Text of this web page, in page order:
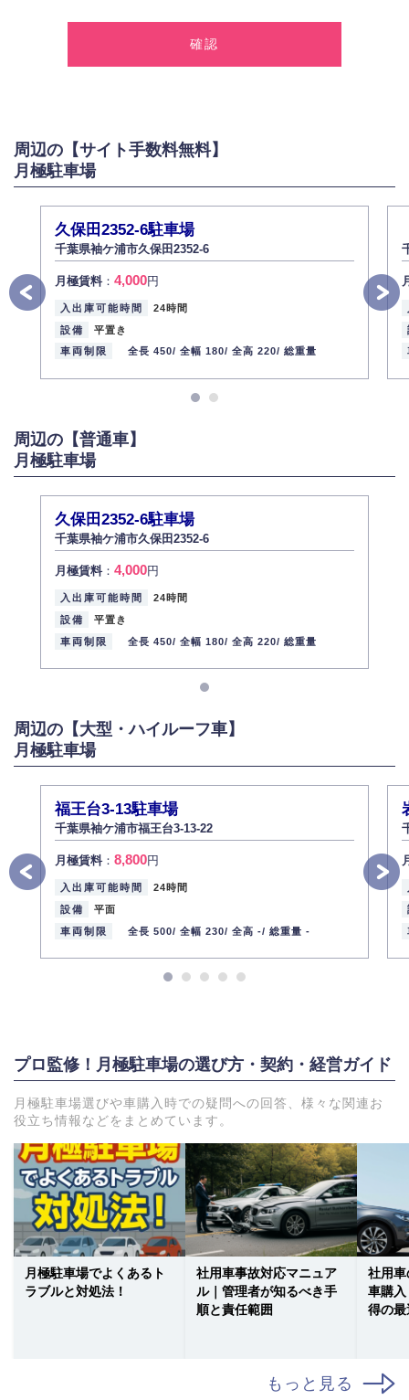
2.個人情報の利用
お問い合わせに対する回答、資料等の送付
採用に関する回答、情報の提供
弊社は取り扱う個人情報の外部への漏洩を防止し、その利用目的に応じて
適切かつ安全に管理します。
4.個人情報の第三者提供
法的義務など正当な理由に基づく要請があった場合を除き、お客様の個人
情報をご本人の同意なく第三者に提供いたしません。
5.個人情報の開示・訂正・削除
お客様ご本人から自己の個人情報開示の請求があった場合、すみやかに開
ん）。
また、個人情報の内容に誤りがあり、ご本人から訂正・追加・削除の請求
6.個人情報管理の社内教育
弊社社員全員が、個人情報の取り扱いについての重要性を理解し、より適
切に管理するよう社内教育を実施してまいります。
代表取締役社長 野口 幸男
周辺の【サイト手数料無料】
月極駐車場
久保田2352-6駐車場
千葉県袖ケ浦市久保田2352-6
月極賃料： 4,000円
入出庫可能時間
24時間
設備
平置き
車両制限
全長 450/ 全幅 180/ 全高 220/ 総重量
周辺の【普通車】
月極駐車場
久保田2352-6駐車場
千葉県袖ケ浦市久保田2352-6
月極賃料： 4,000円
入出庫可能時間
24時間
設備
平置き
車両制限
全長 450/ 全幅 180/ 全高 220/ 総重量
周辺の【大型・ハイルーフ車】
月極駐車場
福王台3-13駐車場
千葉県袖ケ浦市福王台3-13-22
月極賃料： 8,800円
入出庫可能時間
24時間
設備
平面
車両制限
全長 500/ 全幅 230/ 全高 -/ 総重量 -
プロ監修！月極駐車場の選び方・契約・経営ガイド
月極駐車場選びや車購入時での疑問への回答、様々な関連お
役立ち情報などをまとめています。
月極駐車場でよくあるト
ラブルと対処法！
社用車事故対応マニュア
ル｜管理者が知るべき手
順と責任範囲
社用
車購
得の最
もっと見る